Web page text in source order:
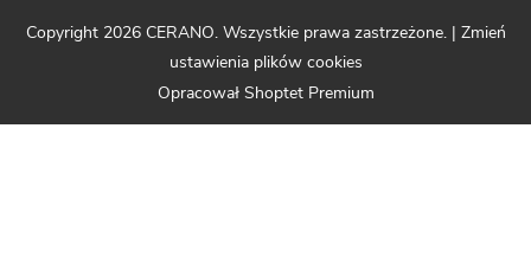
Opracował Shoptet Premium
Copyright 2026 CERANO. Wszystkie prawa zastrzeżone. | Zmień
ustawienia plików cookies